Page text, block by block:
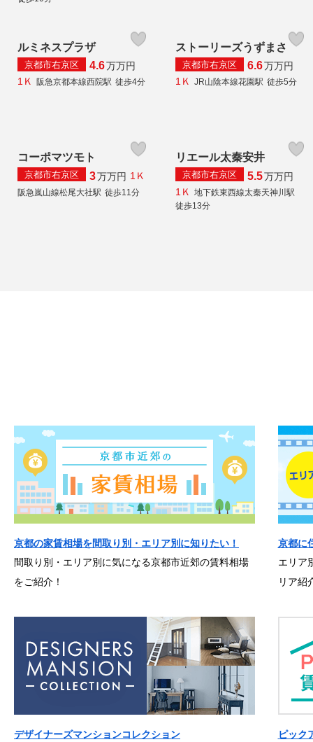
ルミネスプラザ
京都市右京区 4.6万万円
1Ｋ 阪急京都本線西院駅 徒歩4分
ストーリーズうずまさ
京都市右京区 6.6万万円
1Ｋ JR山陰本線花園駅 徒歩5分
コーポマツモト
京都市右京区 3万万円 1Ｋ
阪急嵐山線松尾大社駅 徒歩11分
リエール太秦安井
京都市右京区 5.5万万円
1Ｋ
地下鉄東西線太秦天神川駅
徒歩13分
京都の家賃相場を間取り別・エリア別に知りたい！
間取り別・エリア別に気になる京都市近郊の賃料相場
をご紹介！
京都に
エリア
リア紹
デザイナーズマンションコレクション
ピック